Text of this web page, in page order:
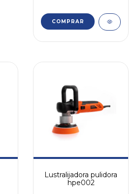
Lustralijadora pulidora
hpe002